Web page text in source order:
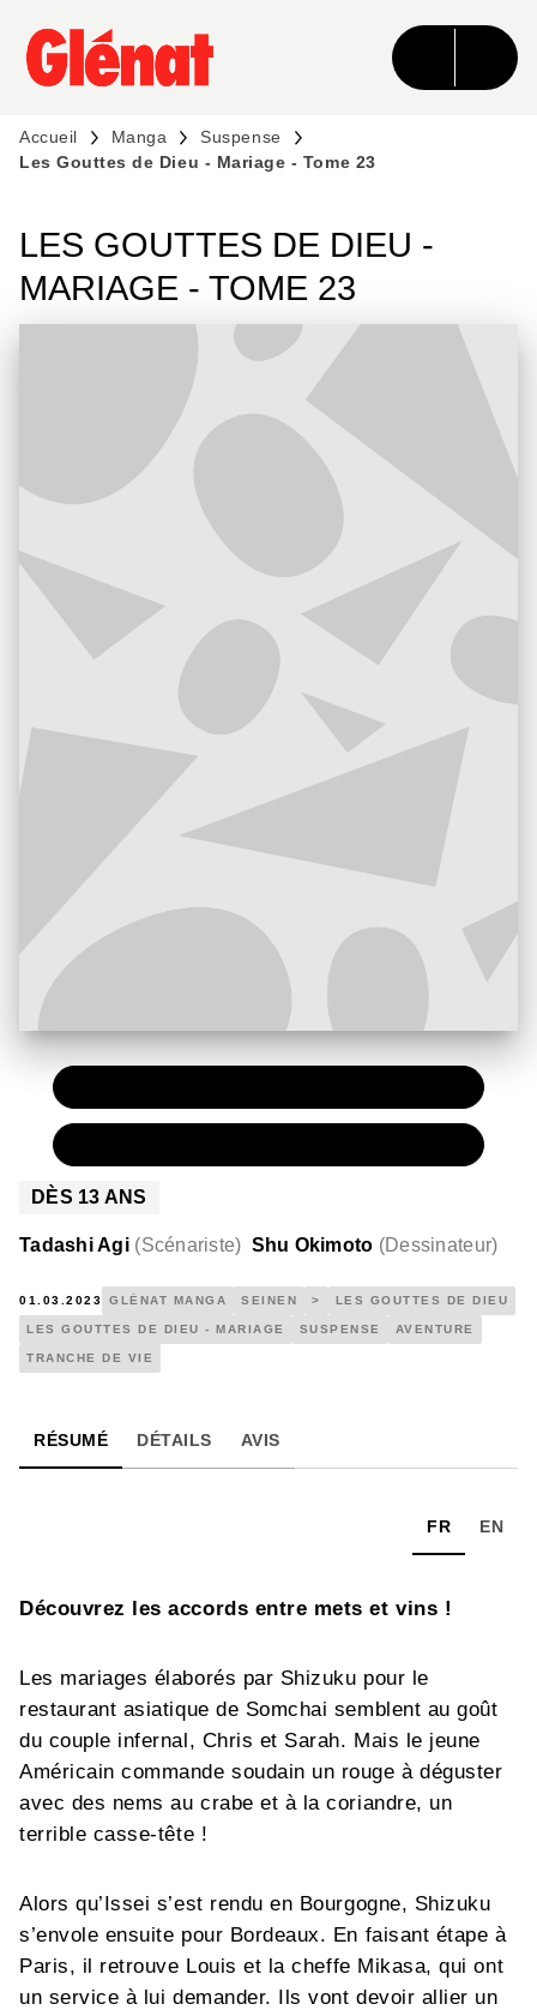
MENU RECHERCHE CONTENU
PIED DE PAGE
Accueil Manga
Suspense
Les Gouttes de Dieu - Mariage - Tome 23
LES GOUTTES DE DIEU -
MARIAGE - TOME 23
DÈS 13 ANS
Tadashi Agi (Scénariste) Shu Okimoto (Dessinateur)
01.03.2023 GLÉNAT MANGA SEINEN > LES GOUTTES DE DIEU
LES GOUTTES DE DIEU - MARIAGE SUSPENSE AVENTURE
TRANCHE DE VIE
RÉSUMÉ DÉTAILS AVIS
FR EN
Découvrez les accords entre mets et vins !
Les mariages élaborés par Shizuku pour le
restaurant asiatique de Somchai semblent au goût
du couple infernal, Chris et Sarah. Mais le jeune
Américain commande soudain un rouge à déguster
avec des nems au crabe et à la coriandre, un
terrible casse-tête !
Alors qu’Issei s’est rendu en Bourgogne, Shizuku
s’envole ensuite pour Bordeaux. En faisant étape à
Paris, il retrouve Louis et la cheffe Mikasa, qui ont
un service à lui demander. Ils vont devoir allier un